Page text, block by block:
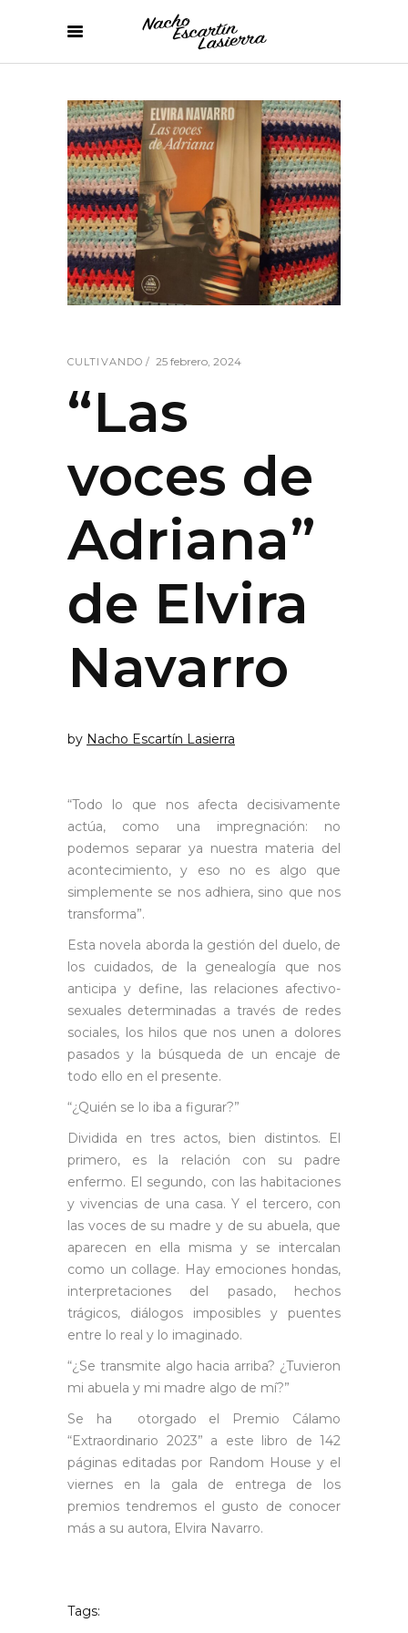
CULTIVANDO 25 febrero, 2024
“Las
voces de
Adriana”
de Elvira
Navarro
by Nacho Escartín Lasierra
“Todo lo que nos afecta decisivamente
actúa, como una impregnación: no
podemos separar ya nuestra materia del
acontecimiento, y eso no es algo que
simplemente se nos adhiera, sino que nos
transforma”.
Esta novela aborda la gestión del duelo, de
los cuidados, de la genealogía que nos
anticipa y define, las relaciones afectivo-
sexuales determinadas a través de redes
sociales, los hilos que nos unen a dolores
pasados y la búsqueda de un encaje de
todo ello en el presente.
“¿Quién se lo iba a figurar?”
Dividida en tres actos, bien distintos. El
primero, es la relación con su padre
enfermo. El segundo, con las habitaciones
y vivencias de una casa. Y el tercero, con
las voces de su madre y de su abuela, que
aparecen en ella misma y se intercalan
como un collage. Hay emociones hondas,
interpretaciones del pasado, hechos
trágicos, diálogos imposibles y puentes
entre lo real y lo imaginado.
“¿Se transmite algo hacia arriba? ¿Tuvieron
mi abuela y mi madre algo de mí?”
Se ha otorgado el Premio Cálamo
“Extraordinario 2023” a este libro de 142
páginas editadas por Random House y el
viernes en la gala de entrega de los
premios tendremos el gusto de conocer
más a su autora, Elvira Navarro.
Tags: